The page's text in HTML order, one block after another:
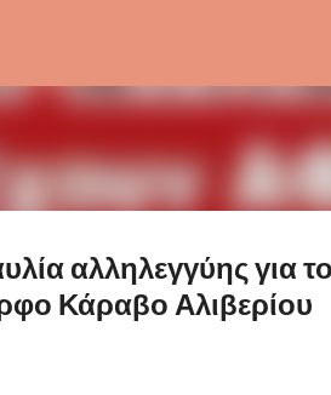
αλληλεγγύης για
Κάραβο Αλιβερίου